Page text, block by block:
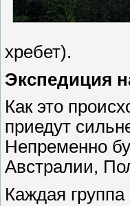
хребет).
Экспедиция
Как это
приедут
Непременно
Австралии,
Каждая